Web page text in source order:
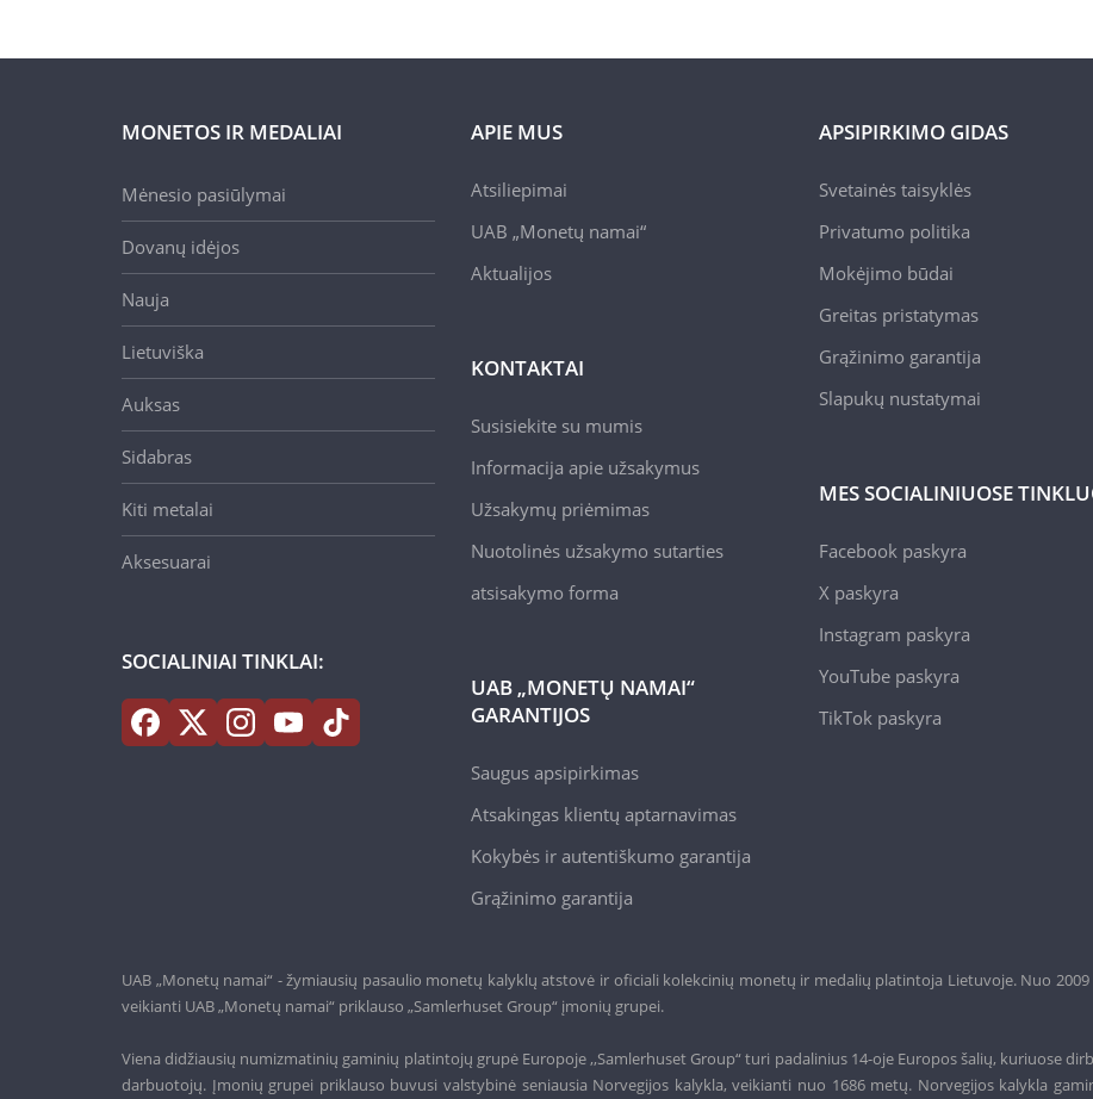
MONETOS IR MEDALIAI
Mėnesio pasiūlymai
Dovanų idėjos
Nauja
Lietuviška
Auksas
Sidabras
Kiti metalai
Aksesuarai
SOCIALINIAI TINKLAI:
APIE MUS
Atsiliepimai
UAB „Monetų namai“
Aktualijos
KONTAKTAI
Susisiekite su mumis
Informacija apie užsakymus
Užsakymų priėmimas
Nuotolinės užsakymo sutarties
atsisakymo forma
UAB „MONETŲ NAMAI“
GARANTIJOS
Saugus apsipirkimas
Atsakingas klientų aptarnavimas
Kokybės ir autentiškumo garantija
Grąžinimo garantija
APSIPIRKIMO GIDAS
Svetainės taisyklės
Privatumo politika
Mokėjimo būdai
Greitas pristatymas
Grąžinimo garantija
Slapukų nustatymai
MES SOCIALINIUOSE
Facebook paskyra
X paskyra
Instagram paskyra
YouTube paskyra
TikTok paskyra
UAB „Monetų namai“ - žymiausių pasaulio monetų kalyklų atstovė ir oficiali kolekcinių monetų ir medalių platintoja Lietuvoje. Nuo
veikianti UAB „Monetų namai“ priklauso „Samlerhuset Group“ įmonių grupei.
Viena didžiausių numizmatinių gaminių platintojų grupė Europoje ,,Samlerhuset Group“ turi padalinius 14-oje Europos šalių, kuriuose
darbuotojų. Įmonių grupei priklauso buvusi valstybinė seniausia Norvegijos kalykla, veikianti nuo 1686 metų. Norvegijos kalykla